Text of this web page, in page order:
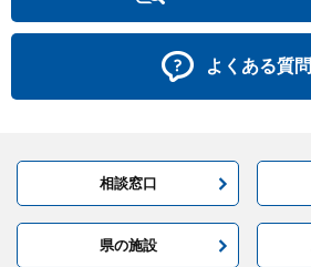
よくある質問
相談窓口
県の施設